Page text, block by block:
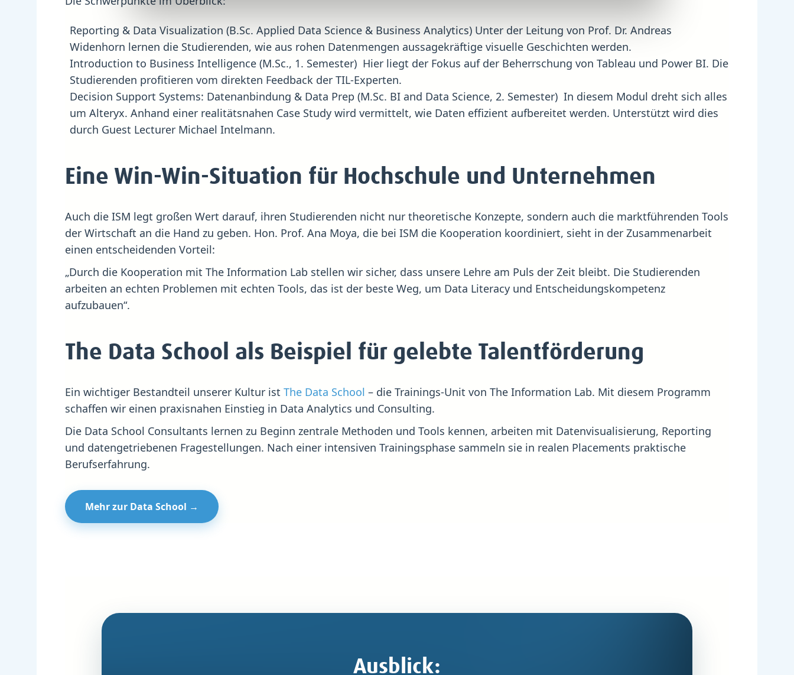
Reporting & Data Visualization (B.Sc. Applied Data Science & Business Analytics) Unter der Leitung von Prof. Dr. Andreas
Widenhorn lernen die Studierenden, wie aus rohen Datenmengen aussagekräftige visuelle Geschichten werden.
Introduction to Business Intelligence (M.Sc., 1. Semester) Hier liegt der Fokus auf der Beherrschung von Tableau und Power BI. Die
Studierenden profitieren vom direkten Feedback der TIL-Experten.
Decision Support Systems: Datenanbindung & Data Prep (M.Sc. BI and Data Science, 2. Semester) In diesem Modul dreht sich alles
um Alteryx. Anhand einer realitätsnahen Case Study wird vermittelt, wie Daten effizient aufbereitet werden. Unterstützt wird dies
durch Guest Lecturer Michael Intelmann.
Eine Win-Win-Situation für Hochschule und Unternehmen
Auch die ISM legt großen Wert darauf, ihren Studierenden nicht nur theoretische Konzepte, sondern auch die marktführenden Tools
der Wirtschaft an die Hand zu geben. Hon. Prof. Ana Moya, die bei ISM die Kooperation koordiniert, sieht in der Zusammenarbeit
einen entscheidenden Vorteil:
„Durch die Kooperation mit The Information Lab stellen wir sicher, dass unsere Lehre am Puls der Zeit bleibt. Die Studierenden
arbeiten an echten Problemen mit echten Tools, das ist der beste Weg, um Data Literacy und Entscheidungskompetenz
aufzubauen“.
The Data School als Beispiel für gelebte Talentförderung
Ein wichtiger Bestandteil unserer Kultur ist The Data School – die Trainings-Unit von The Information Lab. Mit diesem Programm
schaffen wir einen praxisnahen Einstieg in Data Analytics und Consulting.
Die Data School Consultants lernen zu Beginn zentrale Methoden und Tools kennen, arbeiten mit Datenvisualisierung, Reporting
und datengetriebenen Fragestellungen. Nach einer intensiven Trainingsphase sammeln sie in realen Placements praktische
Berufserfahrung.
Mehr zur Data School →
Ausblick: